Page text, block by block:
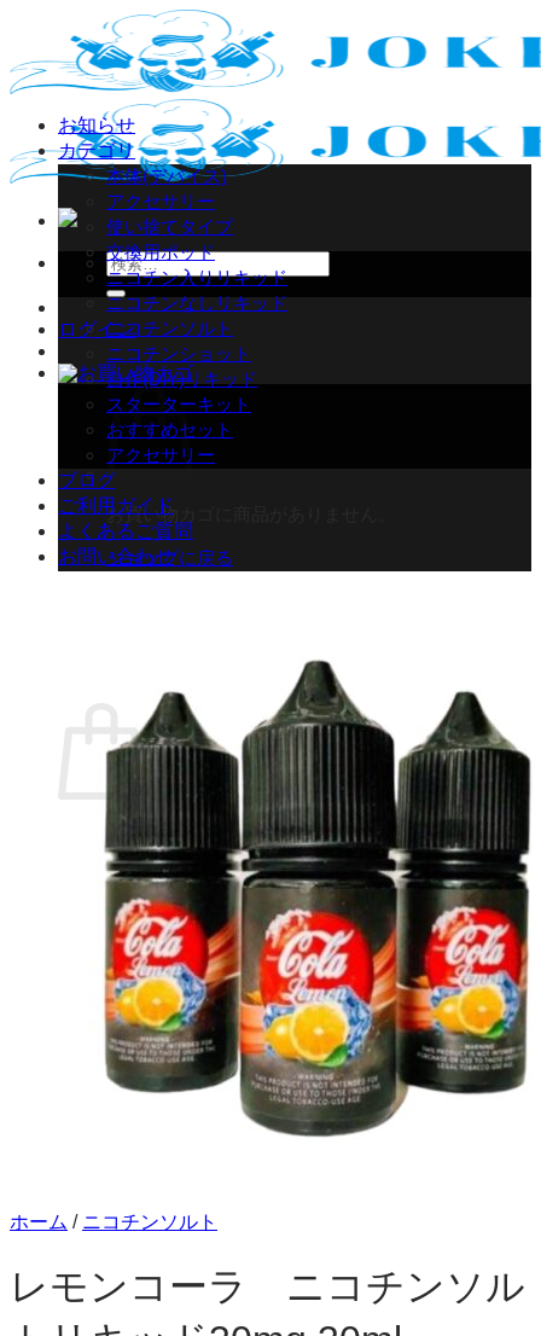
content
検
索
対
象:
ログイン
お買い物カゴに商品がありません。
ショップに戻る
お買い物カゴ
お買い物カゴに商品がありません。
ショップに戻る
お知らせ
カテゴリ
本体(デバイス)
アクセサリー
使い捨てタイプ
交換用ポッド
ニコチン入りリキッド
ニコチンなしリキッド
ニコチンソルト
ニコチンショット
自作(DIY)リキッド
スターターキット
おすすめセット
アクセサリー
ブログ
ご利用ガイド
よくあるご質問
お問い合わせ
ホーム / ニコチンソルト
レモンコーラ ニコチンソル